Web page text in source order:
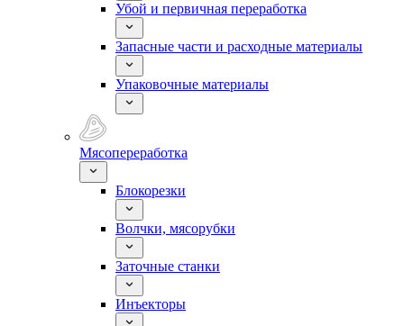
Убой и первичная переработка
Запасные части и расходные материалы
Упаковочные материалы
Мясопереработка
Блокорезки
Волчки, мясорубки
Заточные станки
Инъекторы